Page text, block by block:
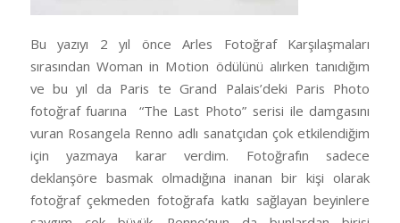
Bu yazıyı 2 yıl önce Arles Fotoğraf Karşılaşmaları
sırasından Woman in Motion ödülünü alırken tanıdığım
ve bu yıl da Paris te Grand Palais’deki Paris Photo
fotoğraf fuarına “The Last Photo” serisi ile damgasını
vuran Rosangela Renno adlı sanatçıdan çok etkilendiğim
için yazmaya karar verdim. Fotoğrafın sadece
deklanşöre basmak olmadığına inanan bir kişi olarak
fotoğraf çekmeden fotoğrafa katkı sağlayan beyinlere